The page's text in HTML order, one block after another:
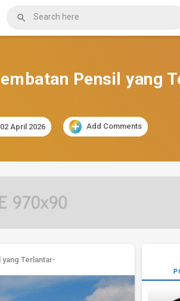

Pensil yang
Add Comments
April 2026
Terlantar-